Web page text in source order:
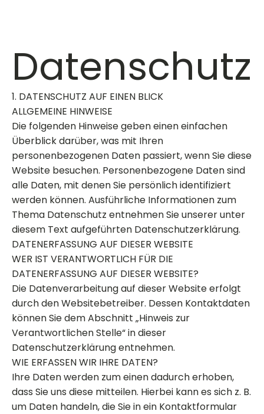
Datenschutz
1. DATENSCHUTZ AUF EINEN BLICK
ALLGEMEINE HINWEISE
Die folgenden Hinweise geben einen einfachen
Überblick darüber, was mit Ihren
personenbezogenen Daten passiert, wenn Sie diese
Website besuchen. Personenbezogene Daten sind
alle Daten, mit denen Sie persönlich identifiziert
werden können. Ausführliche Informationen zum
Thema Datenschutz entnehmen Sie unserer unter
diesem Text aufgeführten Datenschutzerklärung.
DATENERFASSUNG AUF DIESER WEBSITE
WER IST VERANTWORTLICH FÜR DIE
DATENERFASSUNG AUF DIESER WEBSITE?
Die Datenverarbeitung auf dieser Website erfolgt
durch den Websitebetreiber. Dessen Kontaktdaten
können Sie dem Abschnitt „Hinweis zur
Verantwortlichen Stelle“ in dieser
Datenschutzerklärung entnehmen.
WIE ERFASSEN WIR IHRE DATEN?
Ihre Daten werden zum einen dadurch erhoben,
dass Sie uns diese mitteilen. Hierbei kann es sich z. B.
um Daten handeln, die Sie in ein Kontaktformular